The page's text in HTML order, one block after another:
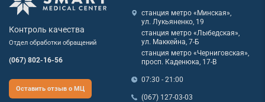
Контроль качества
Отдел обработки обращений
(067) 802-16-56
Оставить отзыв о МЦ
станция метро «Минская»,
ул. Лукьяненко, 19
станция метро «Лыбедская»,
ул. Маккейна, 7-Б
станция метро «Черниговская»,
просп. Каденюка, 17-В
07:30 - 21:00
(067) 127-03-03